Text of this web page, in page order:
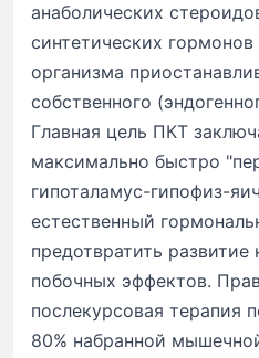
анаболических
синтетических
организма
собственного
Главная цель ПКТ
максимально быстро
гипоталамус-гипофиз-
естественный
предотвратить развитие
побочных эффектов.
послекурсовая терапия
80% набранной